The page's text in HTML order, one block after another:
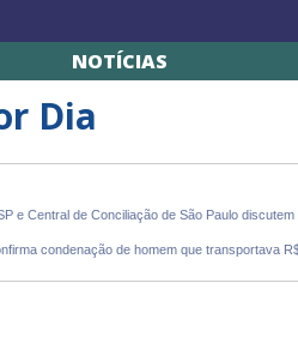
NOTÍCIAS
Dia
e Central de Conciliação de São Paulo
condenação de homem que transportava